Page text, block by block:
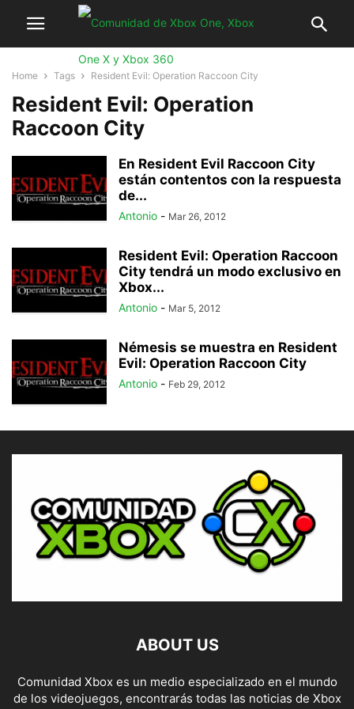
Home Tags Resident Evil: Operation Raccoon City
Resident Evil: Operation
Raccoon City
En Resident Evil Raccoon City
están contentos con la respuesta
de...
Antonio - Mar 26, 2012
Resident Evil: Operation Raccoon
City tendrá un modo exclusivo en
Xbox...
Antonio - Mar 5, 2012
Némesis se muestra en Resident
Evil: Operation Raccoon City
Antonio - Feb 29, 2012
ABOUT US
Comunidad Xbox es un medio especializado en el mundo
de los videojuegos, encontrarás todas las noticias de Xbox